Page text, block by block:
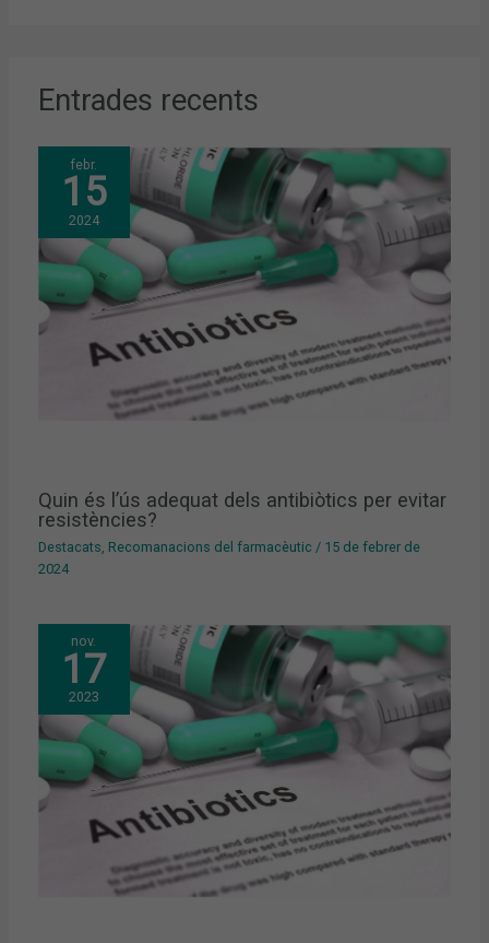
Entrades recents
febr.
15
2024
Quin és l’ús adequat dels antibiòtics per evitar
resistències?
Destacats, Recomanacions del farmacèutic / 15 de febrer de
2024
nov.
17
2023